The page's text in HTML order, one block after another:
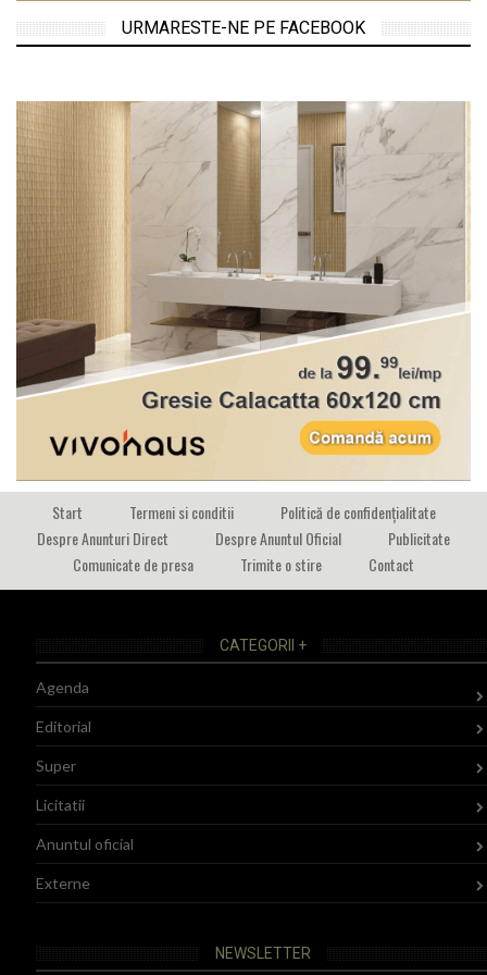
URMARESTE-NE PE FACEBOOK
Start Termeni si conditii
Politică de confidențialitate
Despre Anunturi Direct
Despre Anuntul Oficial
Publicitate
Comunicate de presa
Trimite o stire Contact
CATEGORII +
Agenda
Editorial
Super
Licitatii
Anuntul oficial
Externe
NEWSLETTER